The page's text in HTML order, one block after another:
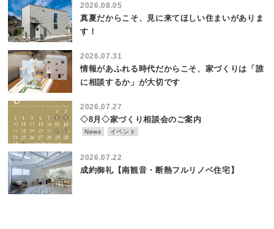
2026.08.05
真夏だからこそ、見に来てほしい住まいがありま
す！
2026.07.31
情報があふれる時代だからこそ、家づくりは「誰
に相談するか」が大切です
2026.07.27
◇8月◇家づくり相談会のご案内
News イベント
2026.07.22
成約御礼【南観音・断熱フルリノベ住宅】